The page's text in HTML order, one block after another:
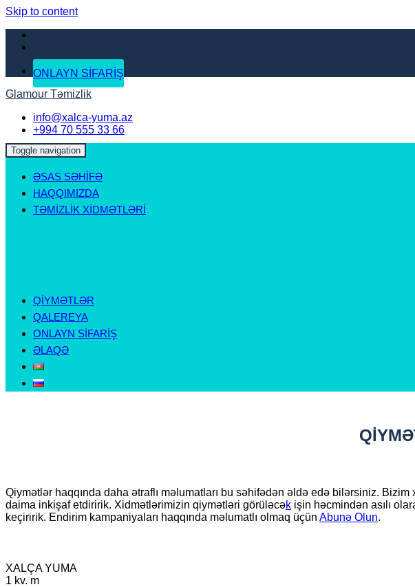
Skip to content
ONLAYN SİFARİŞ
Glamour Təmizlik
info@xalca-yuma.az
+994 70 555 33 66
Toggle navigation
ƏSAS SƏHİFƏ
HAQQIMIZDA
TƏMİZLİK XİDMƏTLƏRİ
QİYMƏTLƏR
QALEREYA
ONLAYN SİFARİŞ
ƏLAQƏ
Qiymətlər haqqında daha ətraflı məlumatları bu səhifədən əldə edə bilərsiniz.
daima inkişaf etdiririk. Xidmətlərimizin qiymətləri görüləcək işin həcmindən asılı
keçiririk. Endirim kampaniyaları haqqında məlumatlı olmaq üçün Abunə Olun.
XALÇA YUMA
1 kv. m